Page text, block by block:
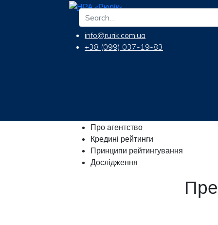
info@rurik.com.ua
+38 (099) 037-19-83
Про агентство
Кредині рейтинги
Принципи рейтингування
Дослідження